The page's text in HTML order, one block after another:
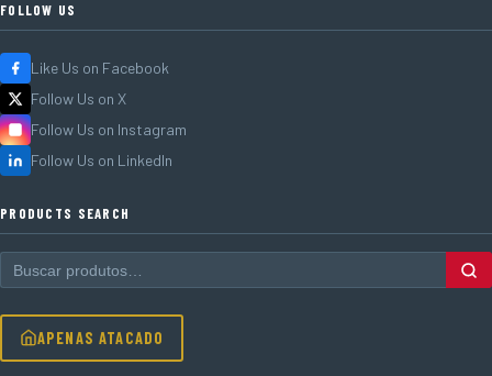
FOLLOW US
Like Us on Facebook
Follow Us on X
Follow Us on Instagram
Follow Us on LinkedIn
PRODUCTS SEARCH
APENAS ATACADO